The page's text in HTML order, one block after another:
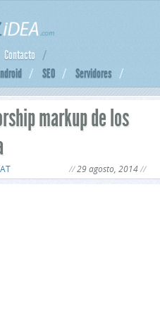
Contacto
SEO Servidores
markup de los
29 agosto, 2014